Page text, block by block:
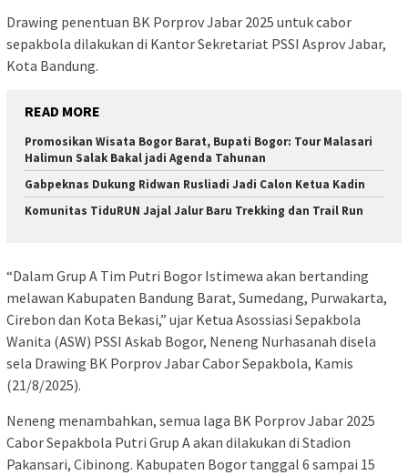
Drawing penentuan BK Porprov Jabar 2025 untuk cabor
sepakbola dilakukan di Kantor Sekretariat PSSI Asprov Jabar,
Kota Bandung.
READ MORE
Promosikan Wisata Bogor Barat, Bupati Bogor: Tour Malasari
Halimun Salak Bakal jadi Agenda Tahunan
Gabpeknas Dukung Ridwan Rusliadi Jadi Calon Ketua Kadin
Komunitas TiduRUN Jajal Jalur Baru Trekking dan Trail Run
“Dalam Grup A Tim Putri Bogor Istimewa akan bertanding
melawan Kabupaten Bandung Barat, Sumedang, Purwakarta,
Cirebon dan Kota Bekasi,” ujar Ketua Asossiasi Sepakbola
Wanita (ASW) PSSI Askab Bogor, Neneng Nurhasanah disela
sela Drawing BK Porprov Jabar Cabor Sepakbola, Kamis
(21/8/2025).
Neneng menambahkan, semua laga BK Porprov Jabar 2025
Cabor Sepakbola Putri Grup A akan dilakukan di Stadion
Pakansari, Cibinong. Kabupaten Bogor tanggal 6 sampai 15